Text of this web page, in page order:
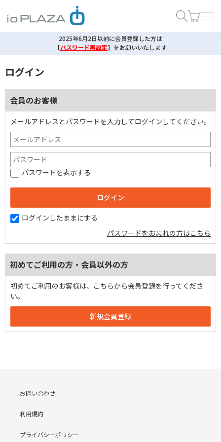
2025年6月2日以前に会員登録した方は
【パスワード再設定】 をお願いいたします
ログイン
会員のお客様
メールアドレスとパスワードを入力してログインしてください。
パスワードを表示する
ログインしたままにする
パスワードをお忘れの方はこちら
初めてご利用の方・会員以外の方
初めてご利用のお客様は、こちらから会員登録を行ってくださ
い。
お問い合わせ
利用規約
プライバシーポリシー